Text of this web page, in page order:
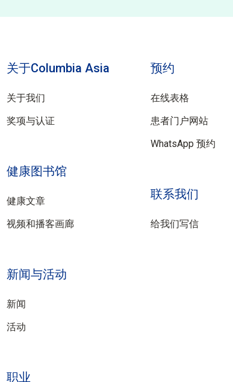
关于Columbia Asia
关于我们
奖项与认证
健康图书馆
健康文章
视频和播客画廊
新闻与活动
新闻
活动
职业
预约
在线表格
患者门户网站
WhatsApp 预约
联系我们
给我们写信